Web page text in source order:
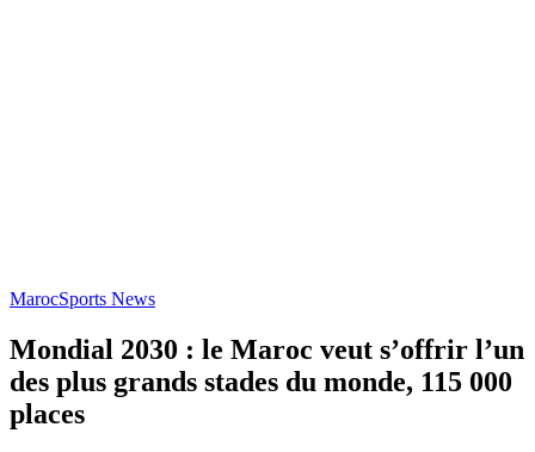
MarocSports News
Mondial 2030 : le Maroc veut s’offrir l’un
des plus grands stades du monde, 115 000
places